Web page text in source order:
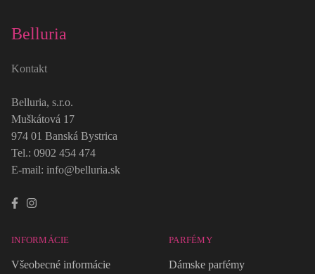
Belluria
Kontakt
Belluria, s.r.o.
Muškátová 17
974 01 Banská Bystrica
Tel.: 0902 454 474
E-mail: info@belluria.sk
INFORMÁCIE
Všeobecné informácie
PARFÉMY
Dámske parfémy